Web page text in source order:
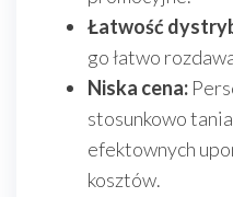
Łatwość
go łatwo
Niska cena:
stosunkowo
efektownych
kosztów.